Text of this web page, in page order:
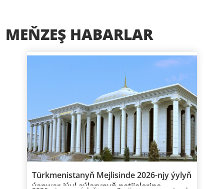
MEŇZEŞ HABARLAR
Türkmenistanyň Mejlisinde 2026-njy ýylyň
ýanwar-iýul aýlarynyň netijelerine